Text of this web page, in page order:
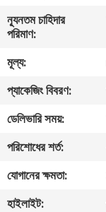
কারখানা
মান
নিয়ন্ত্রণ
করুন
ন্যূনতম চাহিদার
পরিমাণ:
মূল্য:
প্যাকেজিং বিবরণ:
ডেলিভারি সময়:
পরিশোধের শর্ত:
যোগানের ক্ষমতা:
হাইলাইট: